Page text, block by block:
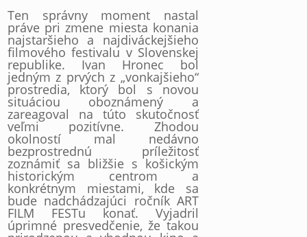
Ten správny moment nastal
práve pri zmene miesta konania
najstaršieho a najdiváckejšieho
filmového festivalu v Slovenskej
republike. Ivan Hronec bol
jedným z prvých z „vonkajšieho“
prostredia, ktorý bol s novou
situáciou oboznámený a
zareagoval na túto skutočnosť
veľmi pozitívne. Zhodou
okolností mal nedávno
bezprostrednú príležitosť
zoznámiť sa bližšie s košickým
historickým centrom a
konkrétnym miestami, kde sa
bude nadchádzajúci ročník ART
FILM FESTu konať. Vyjadril
úprimné presvedčenie, že takou